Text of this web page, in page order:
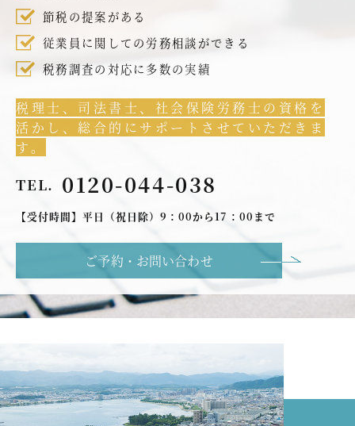
節税の提案がある
従業員に関しての労務相談ができる
税務調査の対応に多数の実績
税理士、司法書士、社会保険労務士の資格を
活かし、総合的にサポートさせていただきま
す。
TEL. 0120-044-038
【受付時間】平日（祝日除）9：00から17：00まで
ご予約・お問い合わせ